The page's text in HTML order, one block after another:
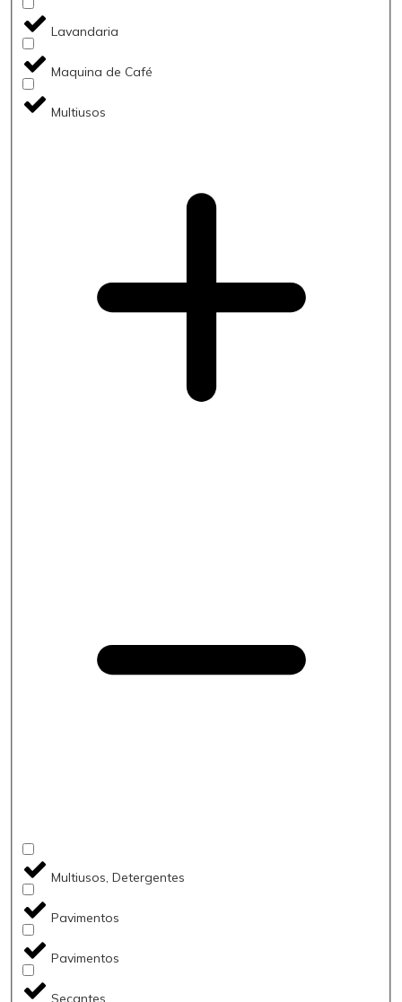
Lavandaria
Maquina de Café
Multiusos
Multiusos, Detergentes
Pavimentos
Pavimentos
Secantes